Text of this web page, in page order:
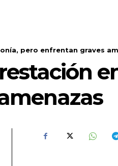
pero enfrentan graves